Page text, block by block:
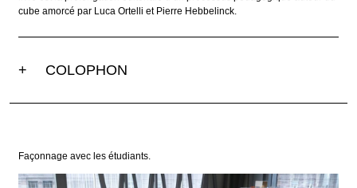
cube amorcé par Luca Ortelli et Pierre Hebbelinck.
+ COLOPHON
Façonnage avec les étudiants.